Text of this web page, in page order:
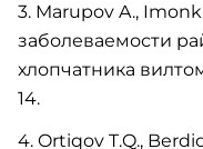
3. Marupov A.,
заболеваемости
хлопчатника
14.
4. Ortiqov T.Q.,